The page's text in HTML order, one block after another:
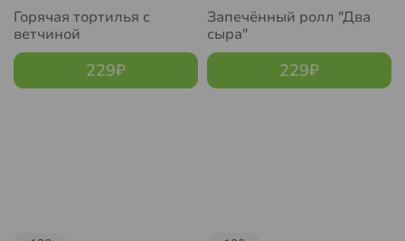
Горячая тортилья с
ветчиной
229₽
Запечённый ролл "Два
сыра"
229₽